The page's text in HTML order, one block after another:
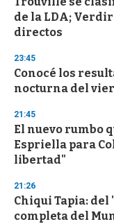
de la LDA;
directos
23:45
Conocé los
nocturna del
21:45
El nuevo rumbo
Espriella para
libertad"
21:26
Chiqui Tapia:
completa del